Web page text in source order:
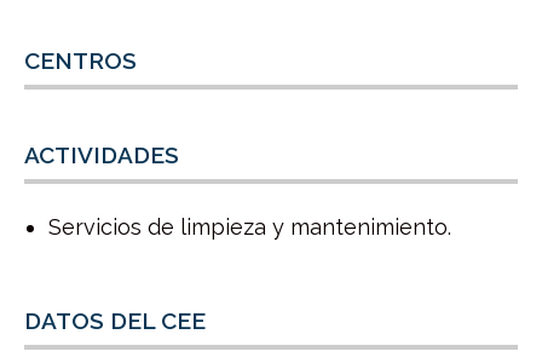
CENTROS
ACTIVIDADES
Servicios de limpieza y mantenimiento.
DATOS DEL CEE